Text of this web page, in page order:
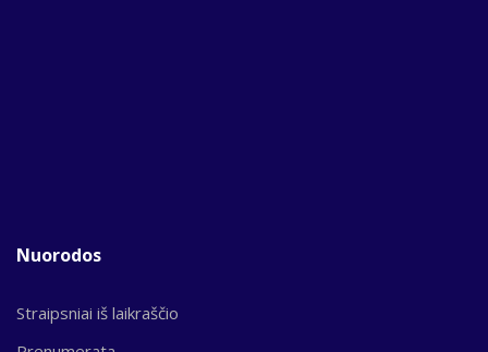
Nuorodos
Straipsniai iš laikraščio